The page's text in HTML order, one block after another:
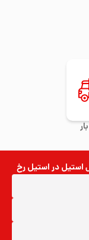
استیلدر استیل رخ